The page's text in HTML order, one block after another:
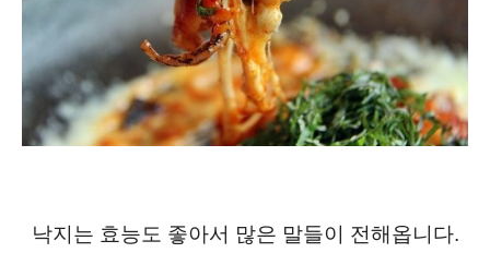
낙지는 효능도 좋아서 많은 말들이 전해옵니다.